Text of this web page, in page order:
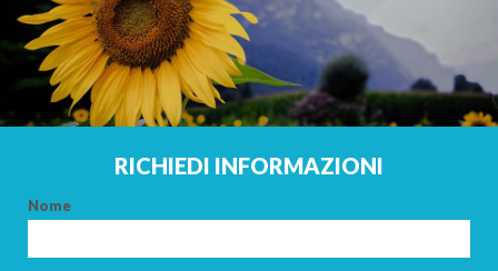
RICHIEDI INFORMAZIONI
Nome